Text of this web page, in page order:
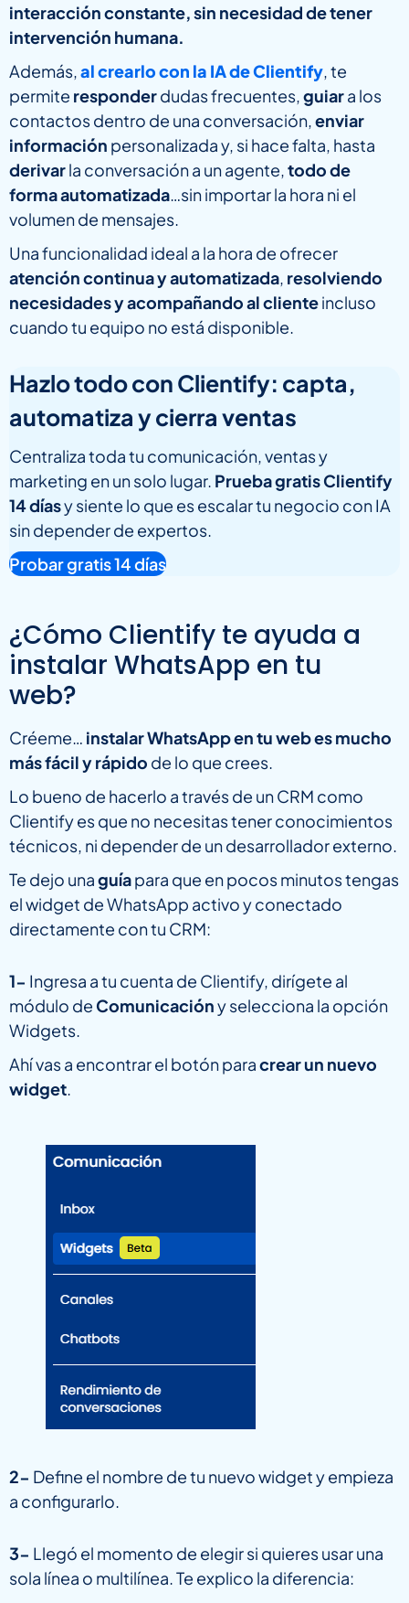
interacción constante, sin necesidad de tener
intervención humana.
Además,al crearlo con la IA de Clientify, te
permite responderdudas frecuentes,guiara los
contactos dentro de una conversación,enviar
información personalizada y, si hace falta, hasta
derivarla conversación a un agente,todo de
forma automatizada…sin importar la hora ni el
volumen de mensajes.
Una funcionalidad ideal a la hora de ofrecer
atención continua y automatizada, resolviendo
necesidades y acompañando al clienteincluso
cuando tu equipo no está disponible.
Hazlo todo con Clientify: capta,
automatiza y cierra ventas
Centraliza toda tu comunicación, ventas y
marketing en un solo lugar. Prueba gratis Clientify
14 díasy siente lo que es escalar tu negocio con IA
sin depender de expertos.
Probar gratis 14 días
¿Cómo Clientify te ayuda a
instalar WhatsApp en tu
web?
Créeme… instalar WhatsApp en tu web es mucho
más fácil y rápido de lo que crees.
Lo bueno de hacerlo a través de un CRM como
Clientify es que no necesitas tener conocimientos
técnicos, ni depender de un desarrollador externo.
Te dejo unaguíapara que en pocos minutos tengas
el widget de WhatsApp activo y conectado
directamente con tu CRM:
1- Ingresa a tu cuenta de Clientify, dirígete al
módulo de Comunicacióny selecciona la opción
Widgets.
Ahí vas a encontrar el botón paracrear un nuevo
widget.
2- Define el nombre de tu nuevo widget y empieza
a configurarlo.
3- Llegó el momento de elegir si quieres usar una
sola línea o multilínea. Te explico la diferencia: